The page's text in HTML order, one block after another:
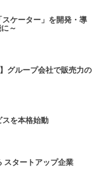
ケーター」を開発・導
～
グループ会社で販売力の
を本格始動
スタートアップ企業